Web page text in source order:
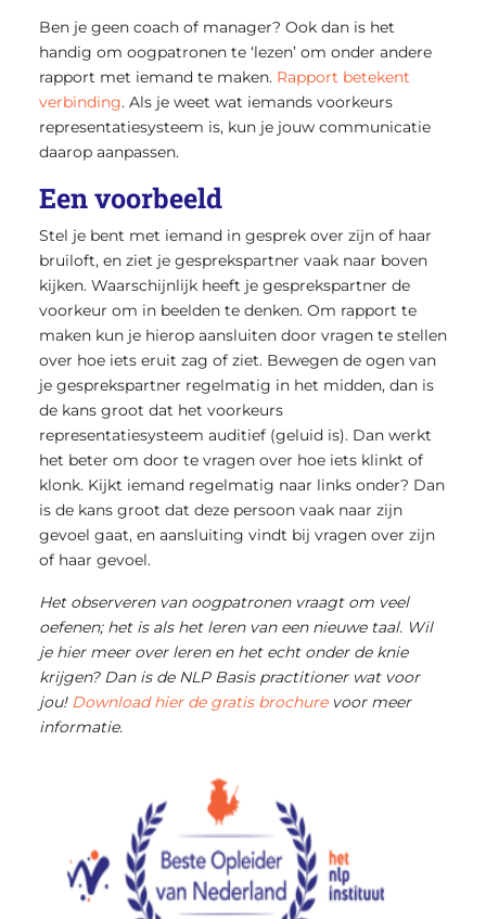
Ben je geen coach of manager? Ook dan is het
handig om oogpatronen te ‘lezen’ om onder andere
rapport met iemand te maken. Rapport betekent
verbinding. Als je weet wat iemands voorkeurs
representatiesysteem is, kun je jouw communicatie
daarop aanpassen.
Een voorbeeld
Stel je bent met iemand in gesprek over zijn of haar
bruiloft, en ziet je gesprekspartner vaak naar boven
kijken. Waarschijnlijk heeft je gesprekspartner de
voorkeur om in beelden te denken. Om rapport te
maken kun je hierop aansluiten door vragen te stellen
over hoe iets eruit zag of ziet. Bewegen de ogen van
je gesprekspartner regelmatig in het midden, dan is
de kans groot dat het voorkeurs
representatiesysteem auditief (geluid is). Dan werkt
het beter om door te vragen over hoe iets klinkt of
klonk. Kijkt iemand regelmatig naar links onder? Dan
is de kans groot dat deze persoon vaak naar zijn
gevoel gaat, en aansluiting vindt bij vragen over zijn
of haar gevoel.
Het observeren van oogpatronen vraagt om veel
oefenen; het is als het leren van een nieuwe taal. Wil
je hier meer over leren en het echt onder de knie
krijgen? Dan is de NLP Basis practitioner wat voor
jou! Download hier de gratis brochurevoor meer
informatie.